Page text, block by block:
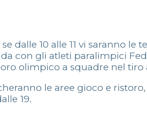
dalle 10 alle 11 vi saranno
con gli atleti paralimpici
olimpico a squadre nel tiro
le aree gioco e
19.